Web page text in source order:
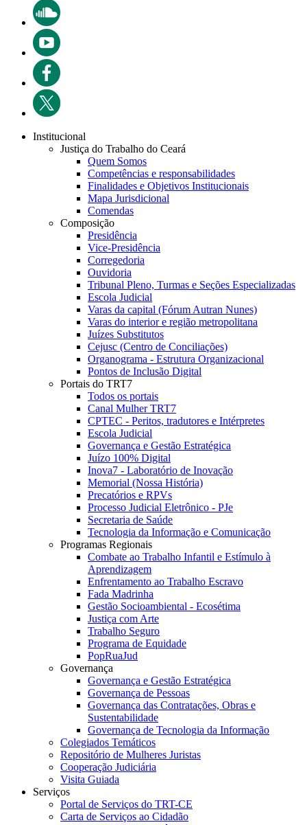
Institucional
Justiça do Trabalho do Ceará
Quem Somos
Competências e responsabilidades
Finalidades e Objetivos Institucionais
Mapa Jurisdicional
Comendas
Composição
Presidência
Vice-Presidência
Corregedoria
Ouvidoria
Tribunal Pleno, Turmas e Seções Especializadas
Escola Judicial
Varas da capital (Fórum Autran Nunes)
Varas do interior e região metropolitana
Juízes Substitutos
Cejusc (Centro de Conciliações)
Organograma - Estrutura Organizacional
Pontos de Inclusão Digital
Portais do TRT7
Todos os portais
Canal Mulher TRT7
CPTEC - Peritos, tradutores e Intérpretes
Escola Judicial
Governança e Gestão Estratégica
Juízo 100% Digital
Inova7 - Laboratório de Inovação
Memorial (Nossa História)
Precatórios e RPVs
Processo Judicial Eletrônico - PJe
Secretaria de Saúde
Tecnologia da Informação e Comunicação
Programas Regionais
Combate ao Trabalho Infantil e Estímulo à
Aprendizagem
Enfrentamento ao Trabalho Escravo
Fada Madrinha
Gestão Socioambiental - Ecosétima
Justiça com Arte
Trabalho Seguro
Programa de Equidade
PopRuaJud
Governança
Governança e Gestão Estratégica
Governança de Pessoas
Governança das Contratações, Obras e
Sustentabilidade
Governança de Tecnologia da Informação
Colegiados Temáticos
Repositório de Mulheres Juristas
Cooperação Judiciária
Visita Guiada
Serviços
Portal de Serviços do TRT-CE
Carta de Serviços ao Cidadão